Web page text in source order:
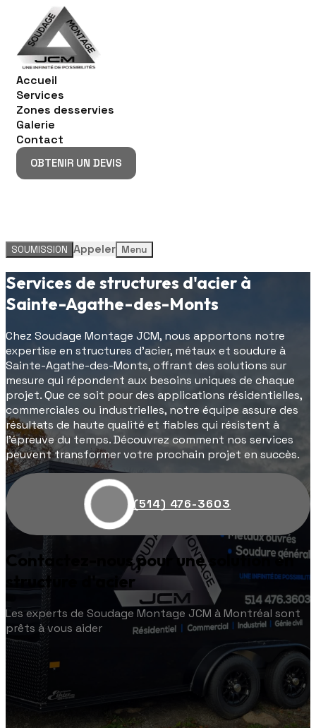
Accueil
Services
Zones desservies
Galerie
Contact
OBTENIR UN DEVIS
SOUMISSION Appeler Menu
Services de structures d'acier à
Sainte-Agathe-des-Monts
Chez Soudage Montage JCM, nous apportons notre
expertise en structures d'acier, métaux et soudure à
Sainte-Agathe-des-Monts, offrant des solutions sur
mesure qui répondent aux besoins uniques de chaque
projet. Que ce soit pour des applications résidentielles,
commerciales ou industrielles, notre équipe assure des
résultats de haute qualité et fiables qui résistent à
l'épreuve du temps. Découvrez comment nos services
peuvent transformer votre prochain projet en succès.
(514) 476-3603
Contactez-nous pour une solution en
structure d'acier
Les experts de Soudage Montage JCM à Montréal sont
prêts à vous aider